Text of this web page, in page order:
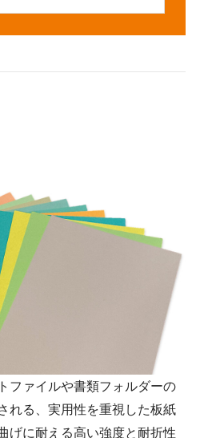
ファイルや書類フォルダーの
れる、実用性を重視した板紙
げに耐える高い強度と耐折性